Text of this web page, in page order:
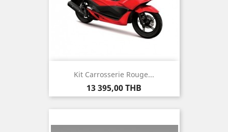
Kit Carrosserie Rouge...
Prix
13 395,00 THB